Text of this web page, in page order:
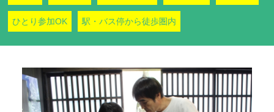
ひとり参加OK 駅・バス停から徒歩圏内